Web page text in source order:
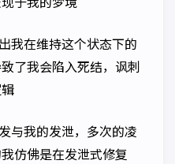
我在维持这个状态下的
了我会陷入死结，讽刺
与我的发泄，多次的凌
仿佛是在发泄式修复